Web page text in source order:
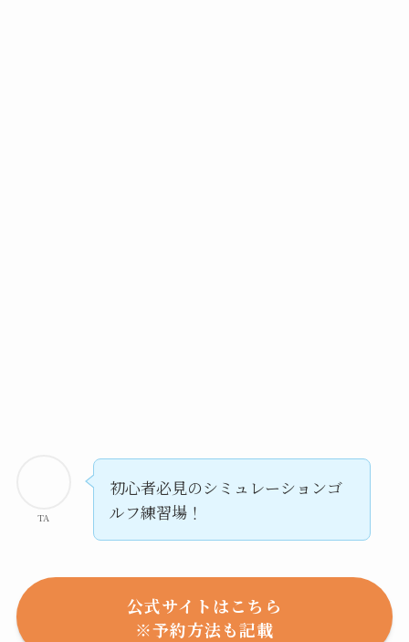
TA
初心者必見のシミュレーションゴ
ルフ練習場！
公式サイトはこちら
※予約方法も記載